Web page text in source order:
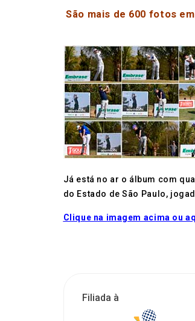
São mais de 600 fotos
Já está no ar o álbum com
do Estado de São Paulo,
Clique na imagem acima ou
Filiada à